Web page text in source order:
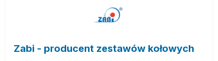
Zabi - producent zestawów kołowych